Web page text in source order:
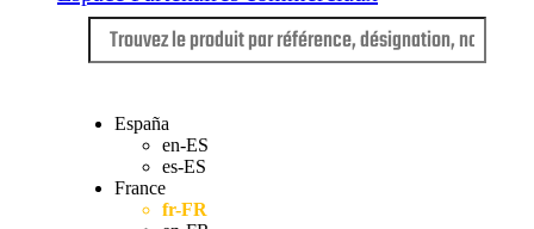
España
en-ES
es-ES
France
fr-FR